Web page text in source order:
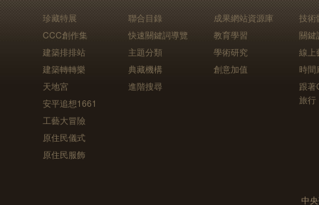
珍藏特展
CCC創作集
建築排排站
建築轉轉樂
天地宮
安平追想1661
工藝大冒險
原住民儀式
原住民服飾
聯合目錄
快速關鍵詞導覽
主題分類
典藏機構
進階搜尋
成果網站資源庫
教育學習
學術研究
創意加值
技術
關鍵
線上
時間
跟
旅行
中